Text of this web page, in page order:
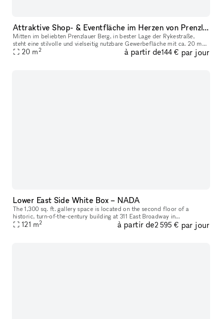
Attraktive Shop- & Eventfläche im Herzen von Prenzlauer Berg – Rykestraße
Mitten im beliebten Prenzlauer Berg, in bester Lage der Rykestraße,
steht eine stilvolle und vielseitig nutzbare Gewerbefläche mit ca. 20 m²
zur flexiblen Vermietung bereit. Es ist ein Teil eines grö
20 m2 à partir de144 € par jour
Lower East Side White Box – NADA
The 1,300 sq. ft. gallery space is located on the second floor of a
historic, turn-of-the-century building at 311 East Broadway in
Manhattan’s Lower East Side. The space is well suited for art exhibi
121 m2 à partir de2 595 € par jour